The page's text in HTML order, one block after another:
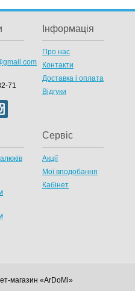
71
Інформація
Про нас
Контакти
Доставка і оплата
Відгуки
Сервіс
Акції
Мої вподобання
Кабінет
магазин «ArDoMi»